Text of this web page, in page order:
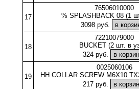
17
76506010000
% SPLASHBACK 08 (1
3098 руб.
18
72210079000
BUCKET (2 шт. в
324 руб.
19
0025060106
HH COLLAR SCREW M6X10
217 руб.